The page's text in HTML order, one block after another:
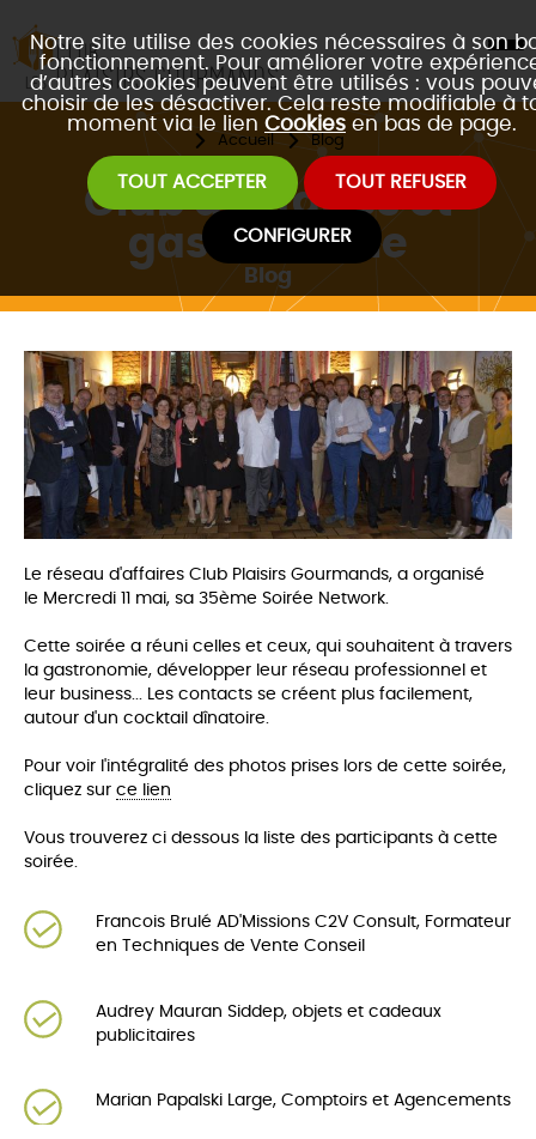
Notre site utilise des cookies nécessaires à son
fonctionnement. Pour améliorer votre
d’autres cookies peuvent être utilisés : vous
choisir de les désactiver. Cela reste modifiable à
moment via le lien Cookies en bas de page.
TOUT ACCEPTER TOUT REFUSER
CONFIGURER
Accueil Blog
Club d'affaires et
gastronomie
Blog
Le réseau d'affaires Club Plaisirs Gourmands, a organisé
le Mercredi 11 mai, sa 35ème Soirée Network.
Cette soirée a réuni celles et ceux, qui souhaitent à travers
la gastronomie, développer leur réseau professionnel et
leur business... Les contacts se créent plus facilement,
autour d'un cocktail dînatoire.
Pour voir l'intégralité des photos prises lors de cette soirée,
cliquez sur ce lien
Vous trouverez ci dessous la liste des participants à cette
soirée.
Francois Brulé AD'Missions C2V Consult, Formateur
en Techniques de Vente Conseil
Audrey Mauran Siddep, objets et cadeaux
publicitaires
Marian Papalski Large, Comptoirs et Agencements